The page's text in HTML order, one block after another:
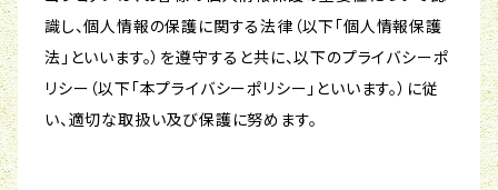
識し、個人情報の保護に関する法律（以下「個人情報保護
法」といいます。）を遵守すると共に、以下のプライバシーポ
リシー（以下「本プライバシーポリシー」といいます。）に従
い、適切な取扱い及び保護に努めます。